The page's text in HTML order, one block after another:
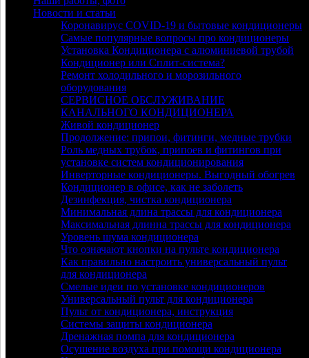
Новости и статьи
Коронавирус COVID-19 и бытовые кондиционеры
Самые популярные вопросы про кондиционеры
Установка Кондиционера с алюминиевой трубой
Кондиционер или Сплит-система?
Ремонт холодильного и морозильного
оборудования
СЕРВИСНОЕ ОБСЛУЖИВАНИЕ
КАНАЛЬНОГО КОНДИЦИОНЕРА
Живой кондиционер
Продолжение: припои, фитинги, медные трубки
Роль медных трубок, припоев и фитингов при
установке систем кондиционирования
Инверторные кондиционеры. Выгодный обогрев
Кондиционер в офисе, как не заболеть
Дезинфекция, чистка кондиционера
Минимальная длина трассы для кондиционера
Максимальная длинна трассы для кондиционера
Уровень шума кондиционера
Что означают кнопки на пульте кондиционера
Как правильно настроить универсальный пульт
для кондиционера
Смелые идеи по установке кондиционеров
Универсальный пульт для кондиционера
Пульт от кондиционера, инструкция
Системы защиты кондиционера
Дренажная помпа для кондиционера
Осушение воздуха при помощи кондиционера